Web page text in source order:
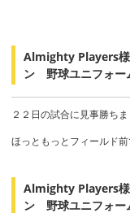
Almighty Players
ン 野球ユニフォー
２２日の試合に見事勝ち
ほっともっとフィールド
Almighty Players
ン 野球ユニフォー